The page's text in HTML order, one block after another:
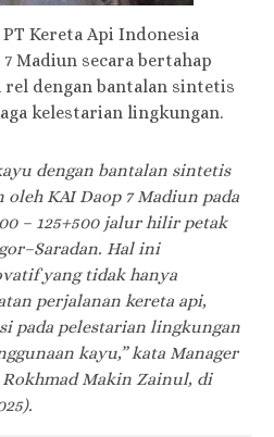
PT Kereta Api Indonesia
Madiun secara bertahap
dengan bantalan sintetis
kelestarian lingkungan.
dengan bantalan sintetis
KAI Daop 7 Madiun pada
– 125+500 jalur hilir petak
Hal ini
yang tidak hanya
perjalanan kereta api,
pada pelestarian lingkungan
kayu,” kata Manager
Makin Zainul, di